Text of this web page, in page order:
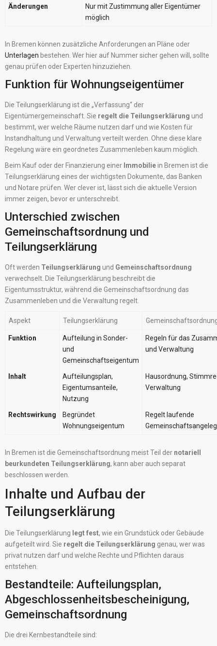
Änderungen
Nur mit Zustimmung aller Eigentümer
möglich
In Bremen können zusätzliche Anforderungen an Pläne oder
Unterlagen bestehen. Wer hier auf Nummer sicher gehen will, sollte
genau prüfen oder Experten hinzuziehen.
Funktion für Wohnungseigentümer
Die Teilungserklärung ist die „Verfassung“ der
Eigentümergemeinschaft. Sie regelt die Teilungserklärung und
bestimmt, wer welche Räume nutzen darf und wie Kosten für
Instandhaltung und Verwaltung verteilt werden. Ohne diese klare
Regelung wäre ein geordnetes Zusammenleben kaum möglich.
Beim Kauf oder der Finanzierung einer Immobiliein Bremen ist die
Teilungserklärung eines der wichtigsten Dokumente, das Banken
und Notare prüfen. Wer clever ist, lässt sich die aktuelle Version
immer zeigen, bevor er unterschreibt.
Unterschied zwischen
Gemeinschaftsordnung und
Teilungserklärung
Oft werden Teilungserklärung und Gemeinschaftsordnung
verwechselt. Die Teilungserklärung beschreibt die
Eigentumsstruktur, während die Gemeinschaftsordnung das
Zusammenleben und die Verwaltung regelt.
Aspekt Teilungserklärung
Funktion
Aufteilung in Sonder-
und
Gemeinschaftseigentum
Regeln für das
und Verwaltung
Inhalt
Aufteilungsplan,
Eigentumsanteile,
Nutzung
Hausordnung,
Verwaltung
Rechtswirkung
Begründet
Wohnungseigentum
Regelt laufende
In Bremen ist die Gemeinschaftsordnung meist Teil der notariell
beurkundeten Teilungserklärung, kann aber auch separat
beschlossen werden.
Inhalte und Aufbau der
Teilungserklärung
Die Teilungserklärung legt fest, wie ein Grundstück oder Gebäude
aufgeteilt wird. Sie regelt die Teilungserklärung genau, wer was
privat nutzen darf und welche Rechte und Pflichten daraus
entstehen.
Bestandteile: Aufteilungsplan,
Abgeschlossenheitsbescheinigung,
Gemeinschaftsordnung
Die drei Kernbestandteile sind: